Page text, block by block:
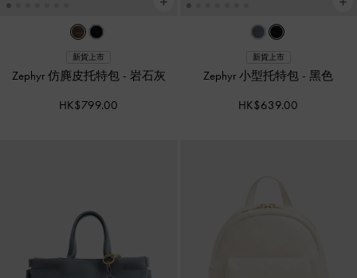
新貨上市
Zephyr 仿麂皮托特包 - 岩石灰
HK$799.00
新貨上市
Zephyr 小型托特包 -黑色
HK$639.00